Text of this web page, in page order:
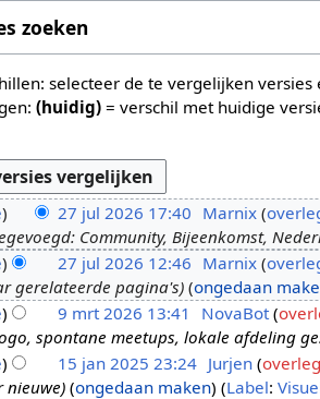
zoeken
selecteer de te vergelijken versies
(huidig) = verschil met huidige
27 jul 2026 17:40 Marnix
Community, Bijeenkomst,
27 jul 2026 12:46 Marnix
gerelateerde pagina's
ongedaan
9 mrt 2026 13:41 NovaBot
spontane meetups, lokale afdeling
15 jan 2025 23:24 Jurjen overleg
nieuwe
ongedaan maken Label: